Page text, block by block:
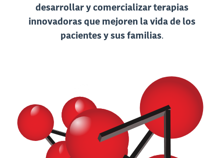
desarrollar y comercializar terapias
innovadoras que mejoren la vida de los
pacientes y sus familias.